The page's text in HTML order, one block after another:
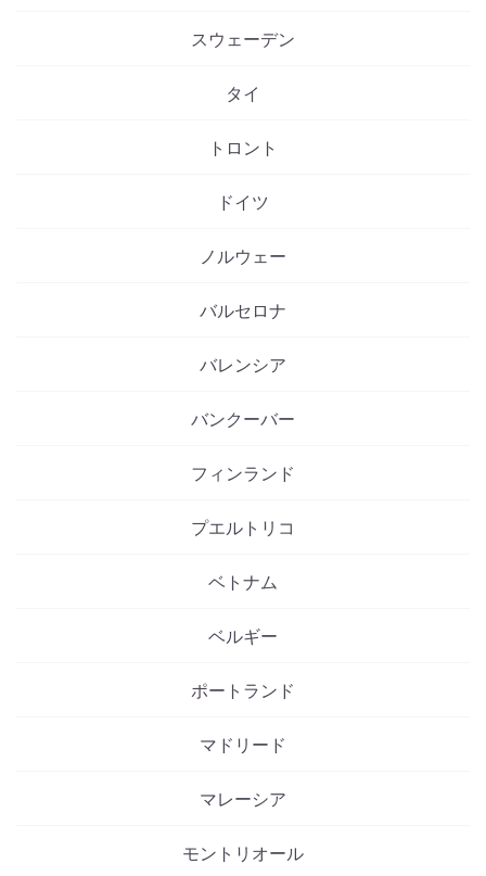
スウェーデン
タイ
トロント
ドイツ
ノルウェー
バルセロナ
バレンシア
バンクーバー
フィンランド
プエルトリコ
ベトナム
ベルギー
ポートランド
マドリード
マレーシア
モントリオール